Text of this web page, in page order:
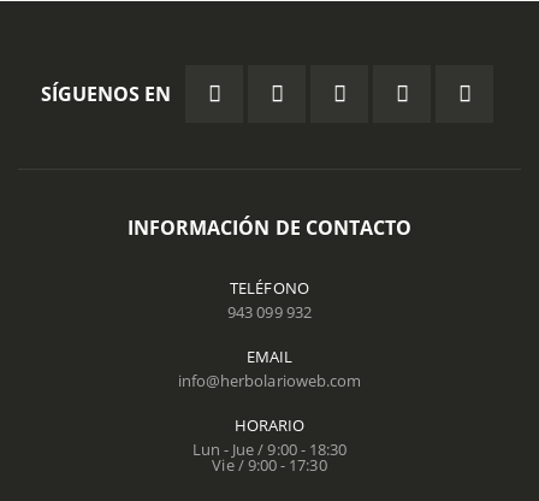
SÍGUENOS EN
INFORMACIÓN DE CONTACTO
TELÉFONO
943 099 932
EMAIL
info@herbolarioweb.com
HORARIO
Lun - Jue / 9:00 - 18:30
Vie / 9:00 - 17:30